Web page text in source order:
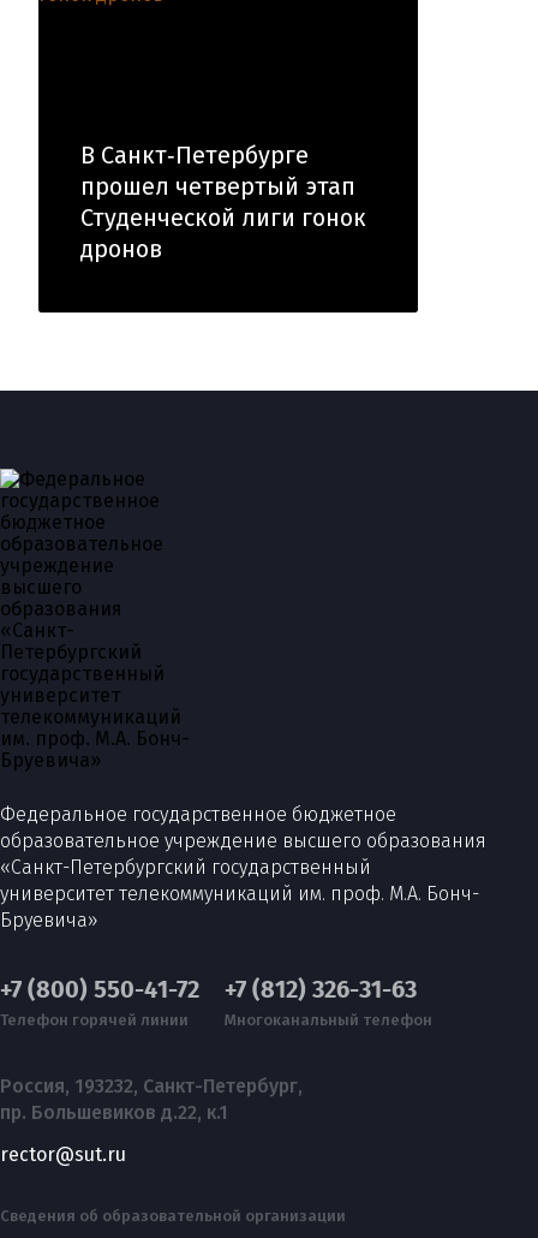
В Санкт‑Петербурге
прошел четвертый этап
Студенческой лиги гонок
дронов
Федеральное государственное бюджетное
образовательное учреждение высшего образования
«Санкт-Петербургский государственный
университет телекоммуникаций им. проф. М.А. Бонч-
Бруевича»
+7 (800) 550-41-72
Телефон горячей линии
+7 (812) 326-31-63
Многоканальный телефон
Россия, 193232, Санкт-Петербург,
пр. Большевиков д.22, к.1
rector@sut.ru
Сведения об образовательной организации